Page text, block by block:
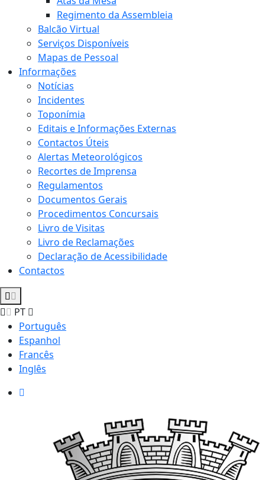
Regimento da Assembleia
Balcão Virtual
Serviços Disponíveis
Mapas de Pessoal
Informações
Notícias
Incidentes
Toponímia
Editais e Informações Externas
Contactos Úteis
Alertas Meteorológicos
Recortes de Imprensa
Regulamentos
Documentos Gerais
Procedimentos Concursais
Livro de Visitas
Livro de Reclamações
Declaração de Acessibilidade
Contactos
PT
Português
Espanhol
Francês
Inglês